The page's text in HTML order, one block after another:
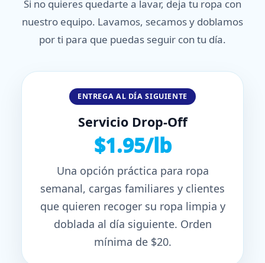
Si no quieres quedarte a lavar, deja tu ropa con
nuestro equipo. Lavamos, secamos y doblamos
por ti para que puedas seguir con tu día.
ENTREGA AL DÍA SIGUIENTE
Servicio Drop-Off
$1.95/lb
Una opción práctica para ropa
semanal, cargas familiares y clientes
que quieren recoger su ropa limpia y
doblada al día siguiente. Orden
mínima de $20.